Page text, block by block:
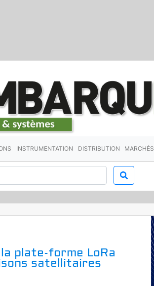
INSTRUMENTATION DISTRIBUTION MARCHÉS
plate-forme LoRa
satellitaires